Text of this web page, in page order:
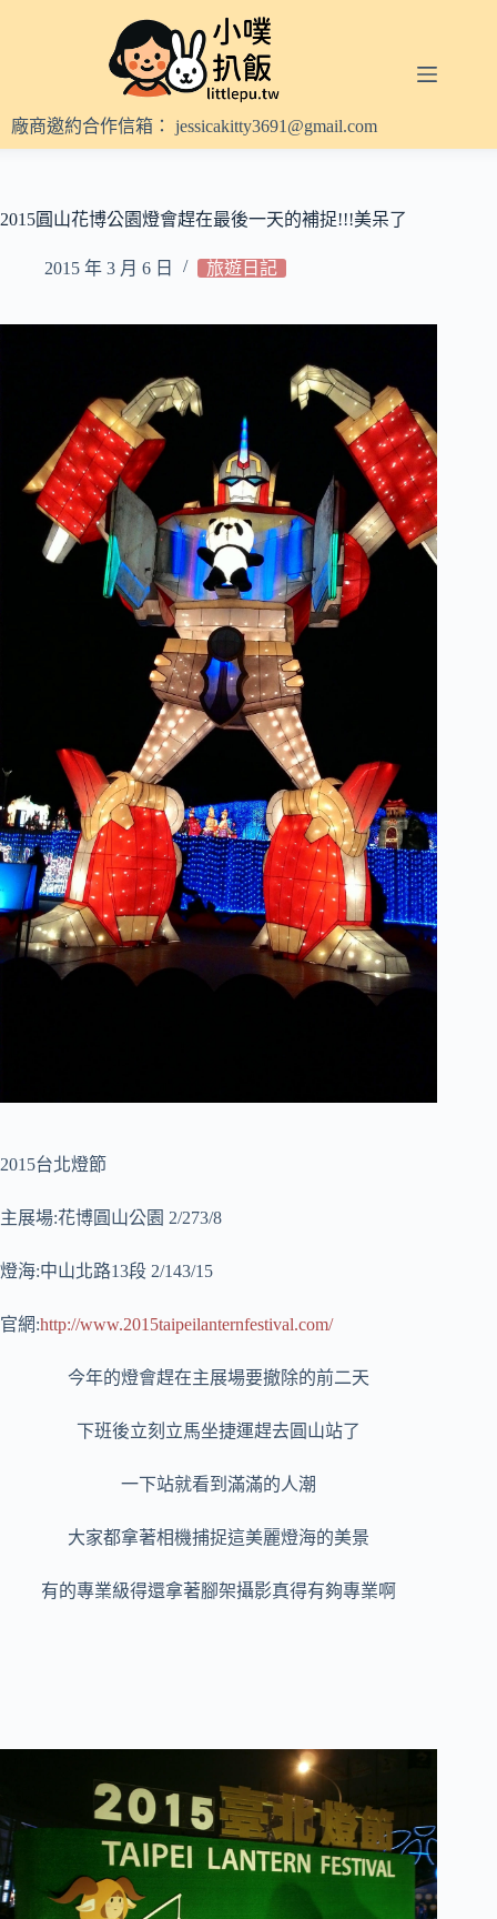
內
容
廠商邀約合作信箱： jessicakitty3691@gmail.com
2015圓山花博公園燈會趕在最後一天的補捉!!!美呆了
2015 年 3 月 6 日 旅遊日記
2015台北燈節
主展場:花博圓山公園 2/273/8
燈海:中山北路13段 2/143/15
官網:http://www.2015taipeilanternfestival.com/
今年的燈會趕在主展場要撤除的前二天
下班後立刻立馬坐捷運趕去圓山站了
一下站就看到滿滿的人潮
大家都拿著相機捕捉這美麗燈海的美景
有的專業級得還拿著腳架攝影真得有夠專業啊